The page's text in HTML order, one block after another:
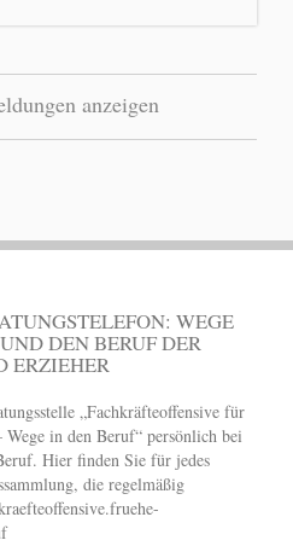
anzeigen
WEGE
DEN BERUF DER
ERZIEHER
„Fachkräfteoffensive für
in den Beruf“ persönlich bei
Hier finden Sie für jedes
die regelmäßig